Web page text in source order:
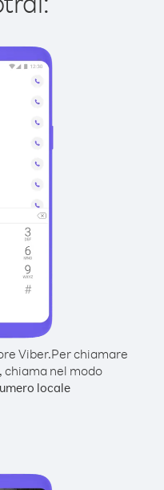
Viber.Per chiamare
chiama nel modo
locale